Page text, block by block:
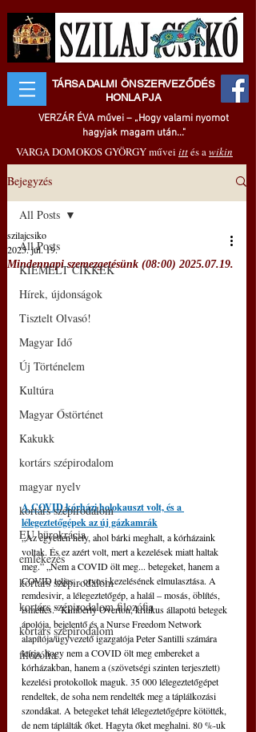
TÁRSADALMI ÖNSZERVEZŐDÉS
HONLAPJA
VERZÁR ÉVA művei – „Hogy valami nyomot
hagyjak magam után..."
VARGA DOMOKOS GYÖRGY művei ittés awikin
Bejegyzés
All Posts
KIEMELT CIKKEK
Hírek, újdonságok
Tisztelt Olvasó!
Magyar Idő
Új Történelem
Kultúra
Magyar Őstörténet
Kakukk
kortárs szépirodalom
magyar nyelv
kortárs szépirodalom
EU bürokrácia
emlékezés
kortárs szépirodalom
kortárs szépirodalom filozófia
kortárs szépirodalom
filozófia
All Posts
Mindennapi szemezgetésünk (08:00) 2025.07.19.
szilajcsiko
2025. júl. 19.
A COVID kórházi holokauszt volt, és a
lélegeztetőgépek az új gázkamrák
„Az egyetlen hely, ahol bárki meghalt, a kórházaink
voltak. És ez azért volt, mert a kezelések miatt haltak
meg.” „Nem a COVID ölt meg... betegeket, hanem a
COVID teljes... orvosi kezelésének elmulasztása. A
remdesivir, a lélegeztetőgép, a halál – mosás, öblítés,
ismétlés.” Kimberly Overton, kritikus állapotú betegek
ápolója, bejelentő és a Nurse Freedom Network
alapítója/ügyvezető igazgatója Peter Santilli számára
leírja, hogy nem a COVID ölt meg embereket a
kórházakban, hanem a (szövetségi szinten terjesztett)
kezelési protokollok maguk. 35 000 lélegeztetőgépet
rendeltek, de soha nem rendelték meg a táplálkozási
szondákat. A betegeket tehát lélegeztetőgépre kötötték,
de nem táplálták őket. Hagyta őket meghalni. 80 %-uk